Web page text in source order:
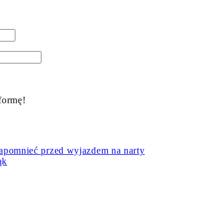
przed wyjazdem na narty